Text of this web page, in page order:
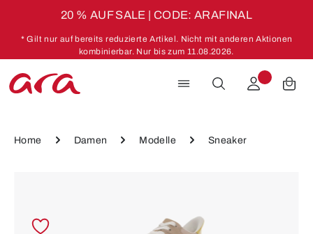
20 % AUF SALE | CODE: ARAFINAL
* Gilt nur auf bereits reduzierte Artikel. Nicht mit anderen Aktionen
kombinierbar. Nur bis zum 11.08.2026.
Home Damen Modelle Sneaker